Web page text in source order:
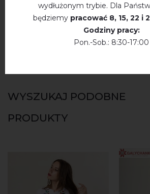
napisz opinie Anutka+
WYSZUKAJ PODOBNE
PRODUKTY
wydłużonym trybie. Dla
będziemy pracować 8, 15, 22 і
Godziny pracy:
Pon.-Sob.: 8:30-17:00